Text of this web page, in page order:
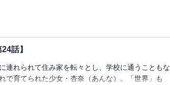
話】
連れられて住み家を転々とし、学校に通うこともな
で育てられた少女・杏奈（あんな）。「世界」も